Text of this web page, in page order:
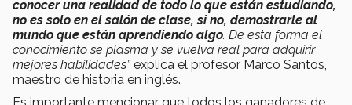
conocer una realidad de todo lo que están estudiando,
no es solo en el salón de clase, si no, demostrarle al
mundo que están aprendiendo algo. De esta forma el
conocimiento se plasma y se vuelva real para adquirir
mejores habilidades”explica el profesor Marco Santos,
maestro de historia en inglés.